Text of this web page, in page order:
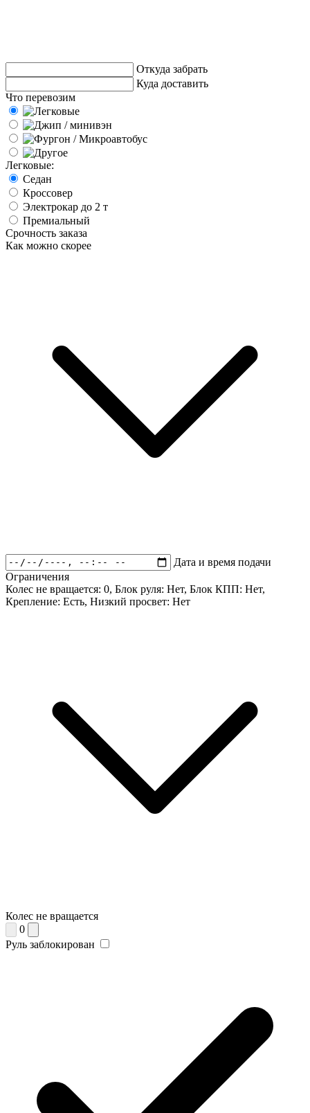
Откуда забрать
Куда доставить
Что перевозим
Легковые:
Седан
Кроссовер
Электрокар до 2 т
Премиальный
Срочность заказа
Как можно скорее
Дата и время подачи
Ограничения
Колес не вращается: 0, Блок руля: Нет, Блок КПП: Нет,
Крепление: Есть, Низкий просвет: Нет
Колес не вращается
0
Руль заблокирован